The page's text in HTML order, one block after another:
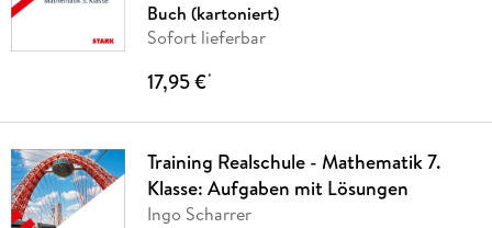
Buch (kartoniert)
Sofort lieferbar
17,95 €*
Training Realschule - Mathematik 7.
Klasse: Aufgaben mit Lösungen
Ingo Scharrer